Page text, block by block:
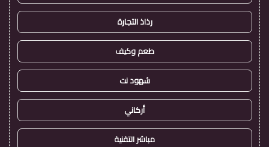
رذاذ التجارة
طعم وكيف
شهود نت
أركاني
مباشر التقنية